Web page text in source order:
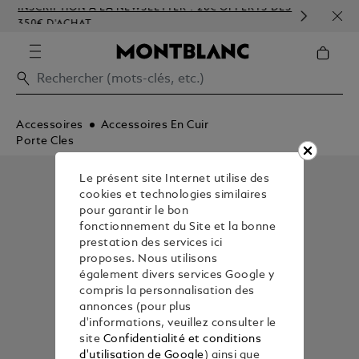
INSCRIPTION À LA NEWSLETTER : 20€ OFFERTS DÈS
350€ D'ACHAT
Accessoires
Accessoires En Cuir
Porte Cles
Le présent site Internet utilise des
cookies et technologies similaires
pour garantir le bon
fonctionnement du Site et la bonne
prestation des services ici
proposes. Nous utilisons
également divers services Google y
compris la personnalisation des
annonces (pour plus
d'informations, veuillez consulter le
site Confidentialité et conditions
d'utilisation de Google) ainsi que